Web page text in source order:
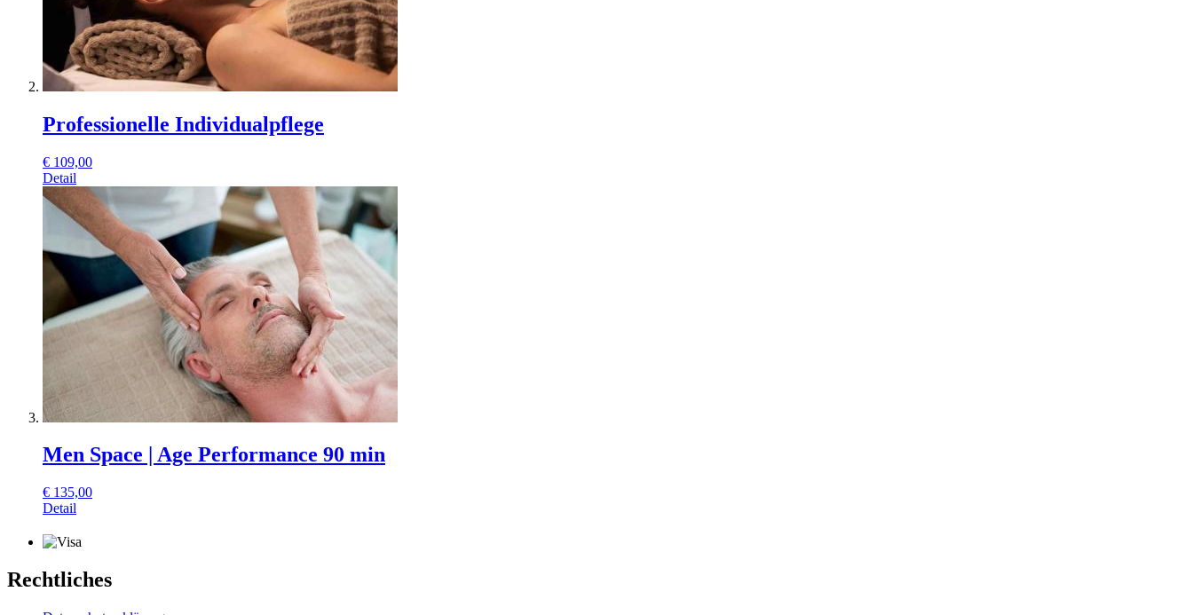
Professionelle Individualpflege
€ 109,00
Detail
Men Space | Age Performance 90 min
€ 135,00
Detail
Rechtliches